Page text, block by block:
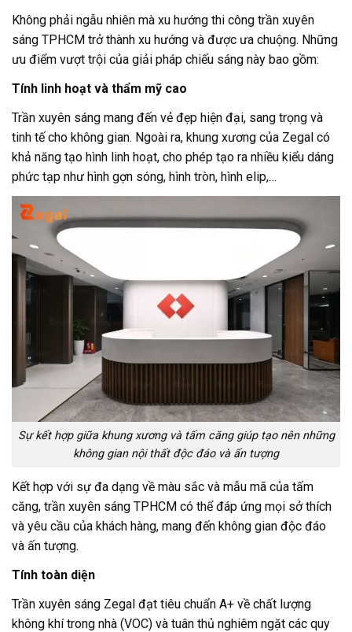
Không phải ngẫu nhiên mà xu hướng thi công trần xuyên
sáng TPHCM trở thành xu hướng và được ưa chuộng. Những
ưu điểm vượt trội của giải pháp chiếu sáng này bao gồm:
Tính linh hoạt và thẩm mỹ cao
Trần xuyên sáng mang đến vẻ đẹp hiện đại, sang trọng và
tinh tế cho không gian. Ngoài ra, khung xương của Zegal có
khả năng tạo hình linh hoạt, cho phép tạo ra nhiều kiểu dáng
phức tạp như hình gợn sóng, hình tròn, hình elip,…
Sự kết hợp giữa khung xương và tấm căng giúp tạo nên những
không gian nội thất độc đáo và ấn tượng
Kết hợp với sự đa dạng về màu sắc và mẫu mã của tấm
căng, trần xuyên sáng TPHCM có thể đáp ứng mọi sở thích
và yêu cầu của khách hàng, mang đến không gian độc đáo
và ấn tượng.
Tính toàn diện
Trần xuyên sáng Zegal đạt tiêu chuẩn A+ về chất lượng
không khí trong nhà (VOC) và tuân thủ nghiêm ngặt các quy